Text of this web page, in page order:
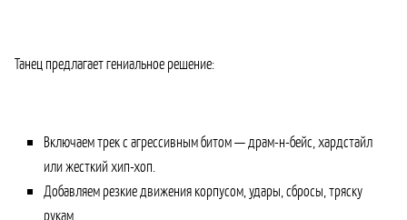
Танец предлагает гениальное решение:
Включаем трек с агрессивным битом — драм-н-бейс, хардстайл
или жесткий хип-хоп.
Добавляем резкие движения корпусом, удары, сбросы, тряску
рукам.